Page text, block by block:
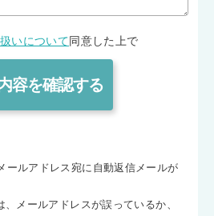
いについて 同意した上で
ールアドレス宛に自動返信メールが
、メールアドレスが誤っているか、